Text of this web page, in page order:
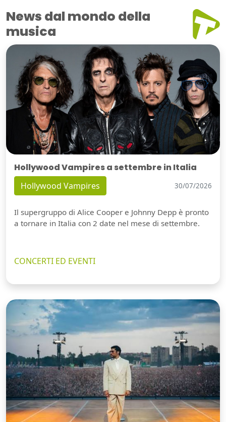
News dal mondo della
musica
Hollywood Vampires a settembre in Italia
Hollywood Vampires 30/07/2026
Il supergruppo di Alice Cooper e Johnny Depp è pronto
a tornare in Italia con 2 date nel mese di settembre.
CONCERTI ED EVENTI